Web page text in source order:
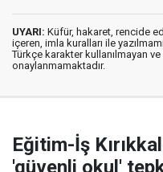
UYARI: Küfür, hakaret, rencide
içeren, imla kuralları ile
Türkçe karakter kullanılmayan
onaylanmamaktadır.
Eğitim-İş
'güvenli okul'